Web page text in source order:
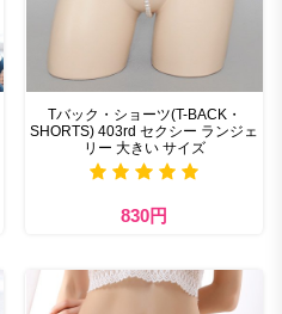
Tバック・ショーツ(T-BACK・
SHORTS) 403rd セクシー ランジェ
リー 大きい サイズ
830円